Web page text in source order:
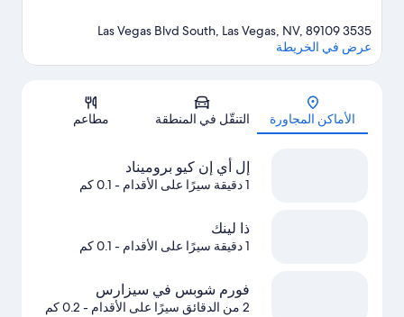
الخريطة
3535 Las Vegas Blvd South, Las Vegas, NV, 89109
عرض في الخريطة
الأماكن المجاورة التنقّل في المنطقة مطاعم
إل أي إن كيو بروميناد
1 دقيقة سيرًا على الأقدام - 0.1 كم
ذا لينك
1 دقيقة سيرًا على الأقدام - 0.1 كم
فورم شوبس في سيزارس
2 من الدقائق سيرًا على الأقدام - 0.2 كم